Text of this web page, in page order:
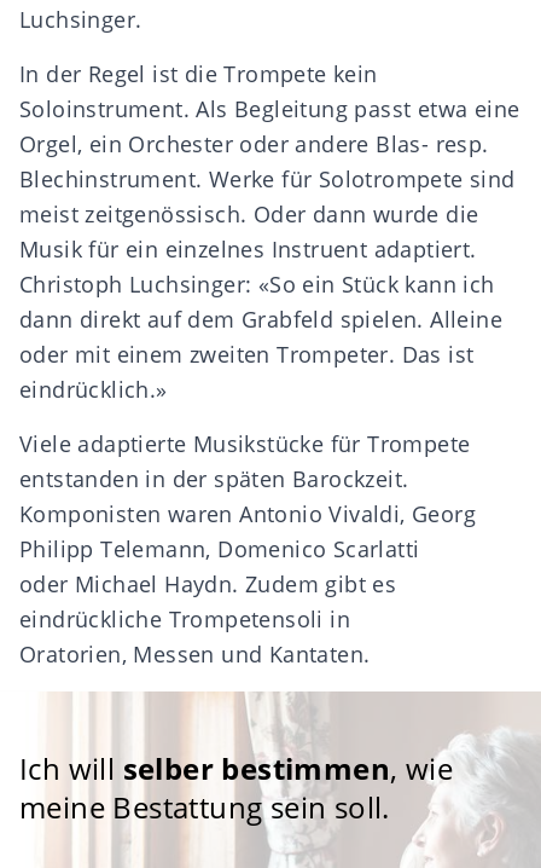
Luchsinger.
In der Regel ist die Trompete kein
Soloinstrument. Als Begleitung passt etwa eine
Orgel, ein Orchester oder andere Blas- resp.
Blechinstrument. Werke für Solotrompete sind
meist zeitgenössisch. Oder dann wurde die
Musik für ein einzelnes Instruent adaptiert.
Christoph Luchsinger: «So ein Stück kann ich
dann direkt auf dem Grabfeld spielen. Alleine
oder mit einem zweiten Trompeter. Das ist
eindrücklich.»
Viele adaptierte Musikstücke für Trompete
entstanden in der späten Barockzeit.
Komponisten waren Antonio Vivaldi, Georg
Philipp Telemann, Domenico Scarlatti
oder Michael Haydn. Zudem gibt es
eindrückliche Trompetensoli in
Oratorien, Messen und Kantaten.
Ich will selber bestimmen, wie
meine Bestattung sein soll.